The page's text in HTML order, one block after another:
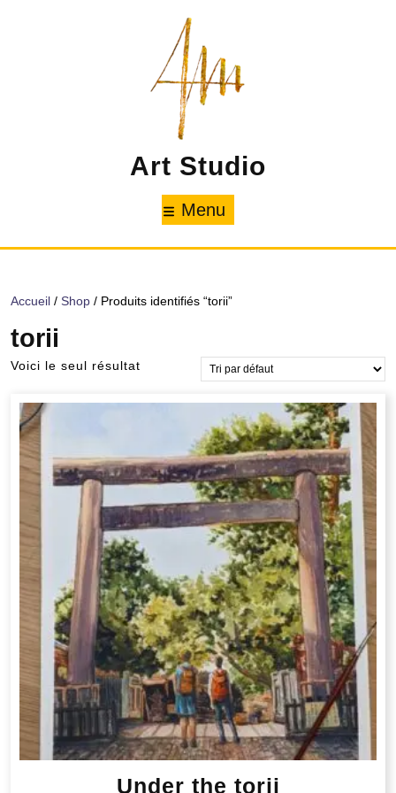
Art Studio
Menu
Accueil / Shop / Produits identifiés “torii”
torii
Voici le seul résultat
Under the torii